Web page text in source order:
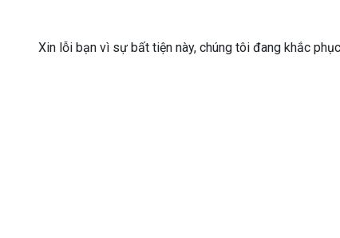
Xin lỗi bạn vì sự bất tiện này, chúng tôi đang khắc